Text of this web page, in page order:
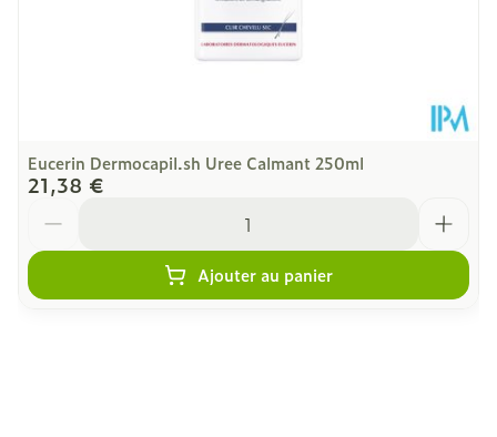
Eucerin Dermocapil.sh Uree Calmant 250ml
21,38 €
Ajouter au panier